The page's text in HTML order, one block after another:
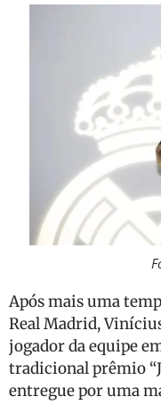
Após mais uma
Real Madrid,
jogador da equipe
tradicional prêmio
entregue por uma